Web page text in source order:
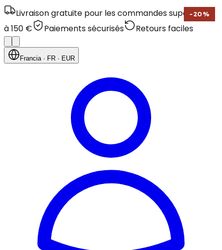
Livraison gratuite pour les commandes supérieures
à 150 €
Paiements sécurisés Retours faciles
Francia· FR · EUR
- 20 %